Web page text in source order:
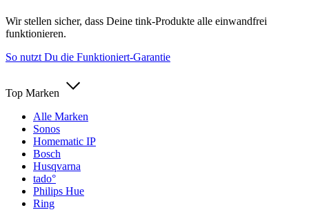
Wir stellen sicher, dass Deine tink-Produkte alle einwandfrei
funktionieren.
So nutzt Du die Funktioniert-Garantie
Top Marken
Alle Marken
Sonos
Homematic IP
Bosch
Husqvarna
tado°
Philips Hue
Ring